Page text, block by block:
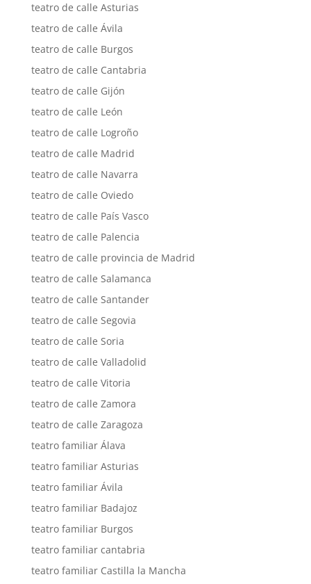
teatro de calle Asturias
teatro de calle Ávila
teatro de calle Burgos
teatro de calle Cantabria
teatro de calle Gijón
teatro de calle León
teatro de calle Logroño
teatro de calle Madrid
teatro de calle Navarra
teatro de calle Oviedo
teatro de calle País Vasco
teatro de calle Palencia
teatro de calle provincia de Madrid
teatro de calle Salamanca
teatro de calle Santander
teatro de calle Segovia
teatro de calle Soria
teatro de calle Valladolid
teatro de calle Vitoria
teatro de calle Zamora
teatro de calle Zaragoza
teatro familiar Álava
teatro familiar Asturias
teatro familiar Ávila
teatro familiar Badajoz
teatro familiar Burgos
teatro familiar cantabria
teatro familiar Castilla la Mancha